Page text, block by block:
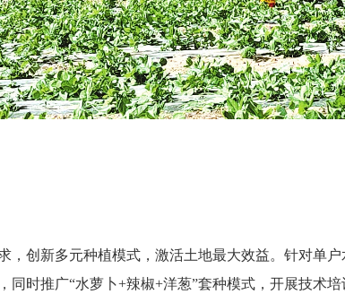
，创新多元种植模式，激活土地最大效益。针对单
同时推广“水萝卜+辣椒+洋葱”套种模式，开展技术